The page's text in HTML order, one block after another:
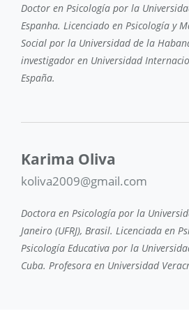
Doctor en Psicología por la
Espanha. Licenciado en Psicología y
Social por la Universidad de la
investigador en Universidad
España.
Karima Oliva
koliva2009@gmail.com
Doctora en Psicología por la
Janeiro (UFRJ), Brasil. Licenciada en
Psicología Educativa por la
Cuba. Profesora en Universidad